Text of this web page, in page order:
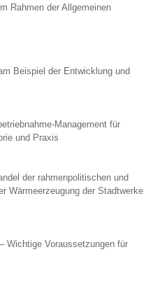
Rahmen der Allgemeinen
Beispiel der Entwicklung und
Management für
und Praxis
der rahmenpolitischen und
Wärmeerzeugung der Stadtwerke
Wichtige Voraussetzungen für